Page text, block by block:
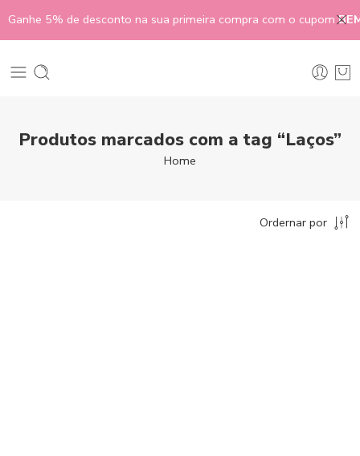
Ganhe 5% de desconto na sua primeira compra com o cupom
Produtos marcados com a tag “Laços”
Home
Ordernar por